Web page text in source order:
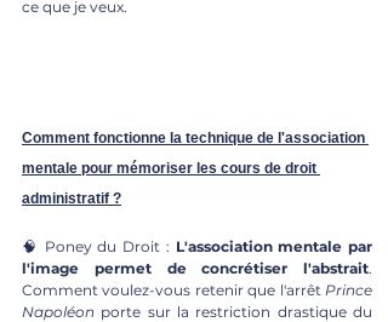
ce que je veux.
Comment fonctionne la technique de l'association
mentale pour mémoriser les cours de droit
administratif ?
🧠 Poney du Droit : L'association mentale par
l'image permet de concrétiser l'abstrait.
Comment voulez-vous retenir que l'arrêt Prince
Napoléon porte sur la restriction drastique du